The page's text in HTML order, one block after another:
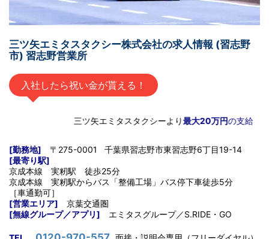
三ツ矢エミタスタクシー株式会社の求人情報 (習志野
市) 習志野営業所
入社したら祝い金が貰える！
三ツ矢エミタスタクシーより最大20万円の支給
[勤務地] 〒275-0001 千葉県習志野市東習志野6丁目19-14
[最寄り駅]
京成本線 実籾駅 徒歩25分
京成本線 実籾駅からバス「整備工場」バス停下車徒歩5分
［車通勤可］
[営業エリア]
京葉交通圏
[無線グループ／アプリ] エミタスグループ／S.RIDE・GO